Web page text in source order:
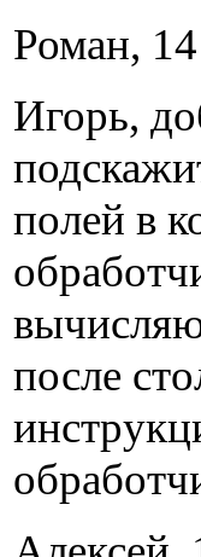
Роман,
Игорь,
полей в
после